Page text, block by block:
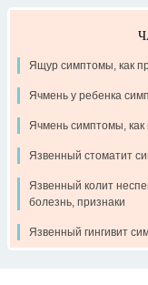
Ящур симптомы, как
Ячмень у ребенка
Ячмень симптомы, как
Язвенный стоматит
Язвенный колит
болезнь, признаки
Язвенный гингивит